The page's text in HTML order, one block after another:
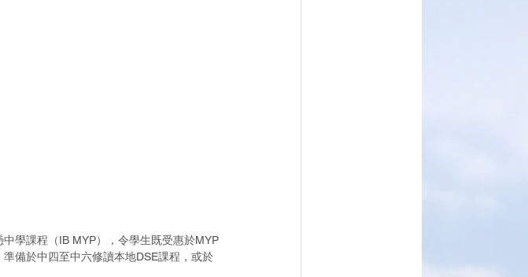
學課程（IB MYP），令學生既受惠於MYP
備於中四至中六修讀本地DSE課程，或於